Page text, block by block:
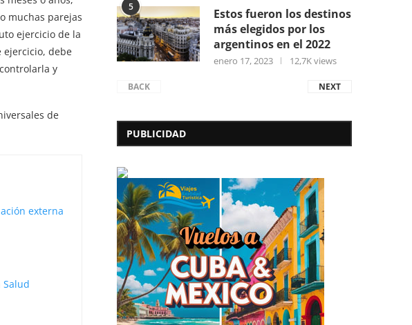
muchas parejas
ejercicio de la
ejercicio, debe
y
de
externa
5
Estos fueron los destinos
más elegidos por los
argentinos en el 2022
enero 17, 2023 12,7K views
BACK NEXT
PUBLICIDAD